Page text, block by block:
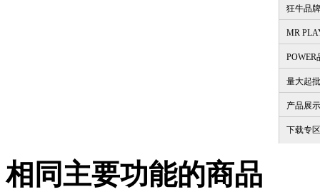
狂牛品牌
MR
POWER
量大起批
产品展
下载专区
相同主要功能的商品